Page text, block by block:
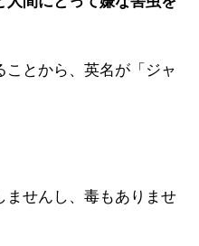
とから、英名が「ジャ
ませんし、毒もありませ